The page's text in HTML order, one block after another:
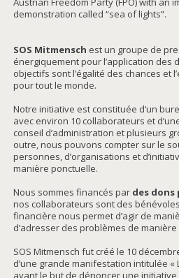
demonstration called “sea of lights”.
SOS Mitmensch est un groupe de
énergiquement pour l’application des
objectifs sont l’égalité des chances et
pour tout le monde.
Notre initiative est constituée d‘un
avec environ 10 collaborateurs et
conseil d’administration et plusieurs
outre, nous pouvons compter sur le
personnes, d’organisations et
manière ponctuelle.
Nous sommes financés par des dons
nos collaborateurs sont des
financière nous permet d’agir de
d’adresser des problèmes de manière
SOS Mitmensch fut créé le 10
d’une grande manifestation intitulée «
ayant le but de dénoncer une